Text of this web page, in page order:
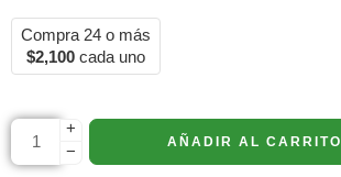
Compra 24 o más
$2,100cada uno
+
−
AÑADIR AL CARRITO